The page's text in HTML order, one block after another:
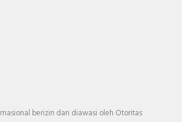
berizin dan diawasi oleh Otoritas